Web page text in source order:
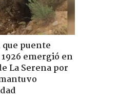
puente
emergió en
La Serena por